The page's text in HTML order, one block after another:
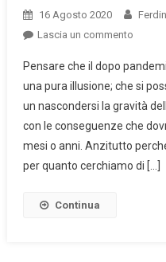
16 Agosto 2020
Lascia un commentoon
una
Pensare che il dopo
una pura illusione; che si
un nascondersi la gravità
con le conseguenze che
mesi o anni. Anzitutto
per quanto cerchiamo di […]
Continua